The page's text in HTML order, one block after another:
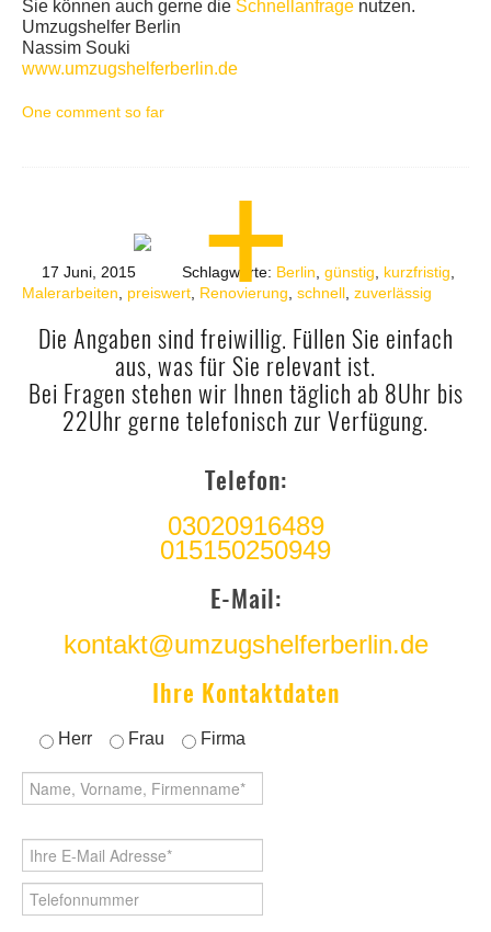
Sie können auch gerne die Schnellanfrage nutzen.
Umzugshelfer Berlin
Nassim Souki
www.umzugshelferberlin.de
One comment so far
17 Juni, 2015 Schlagworte: Berlin günstig kurzfristig
Malerarbeiten
preiswert Renovierung schnell zuverlässig
Die Angaben sind freiwillig. Füllen Sie einfach
aus, was für Sie relevant ist.
Bei Fragen stehen wir Ihnen täglich ab 8Uhr bis
22Uhr gerne telefonisch zur Verfügung.
Telefon:
03020916489
015150250949
E-Mail:
kontakt@umzugshelferberlin.de
Ihre Kontaktdaten
Herr Frau Firma